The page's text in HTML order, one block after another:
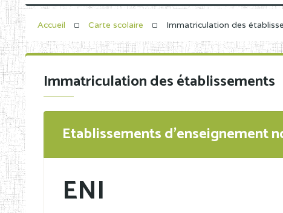
Accueil Carte scolaire Immatriculation des
Immatriculation des établissements
Etablissements d'enseignement
ENI